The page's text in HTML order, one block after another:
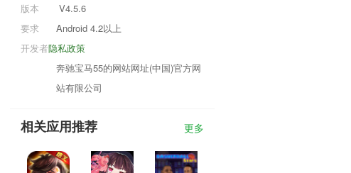
版本
V4.5.6
要求
Android 4.2以上
隐私政策
开发者
奔驰宝马55的网站网址(中国)官方网
站有限公司
相关应用推荐 更多